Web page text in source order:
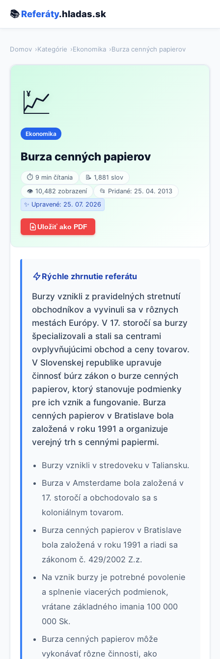
📚Referáty.hladas.sk
Domov Kategórie Ekonomika Burza cenných papierov
💹
Ekonomika
Burza cenných papierov
⏱ 9 min čítania
📝 1,881 slov
👁 10,482 zobrazení
📂 Pridané: 25. 04. 2013
✨ Upravené: 25. 07. 2026
Uložiť ako PDF
Rýchle zhrnutie referátu
Burzy vznikli z pravidelných stretnutí
obchodníkov a vyvinuli sa v rôznych
mestách Európy. V 17. storočí sa burzy
špecializovali a stali sa centrami
ovplyvňujúcimi obchod a ceny tovarov.
V Slovenskej republike upravuje
činnosť búrz zákon o burze cenných
papierov, ktorý stanovuje podmienky
pre ich vznik a fungovanie. Burza
cenných papierov v Bratislave bola
založená v roku 1991 a organizuje
verejný trh s cennými papiermi.
Burzy vznikli v stredoveku v Taliansku.
Burza v Amsterdame bola založená v
17. storočí a obchodovalo sa s
koloniálnym tovarom.
Burza cenných papierov v Bratislave
bola založená v roku 1991 a riadi sa
zákonom č. 429/2002 Z.z.
Na vznik burzy je potrebné povolenie
a splnenie viacerých podmienok,
vrátane základného imania 100 000
000 Sk.
Burza cenných papierov môže
vykonávať rôzne činnosti, ako